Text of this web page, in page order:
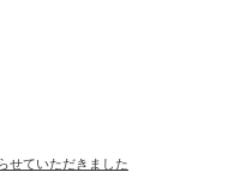
せていただきました